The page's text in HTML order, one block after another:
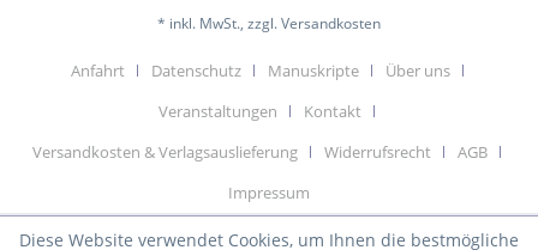
* inkl. MwSt., zzgl. Versandkosten
Anfahrt Datenschutz Manuskripte
Über uns
Veranstaltungen
Kontakt
Versandkosten & Verlagsauslieferung
Widerrufsrecht
AGB
Impressum
Diese Website verwendet Cookies, um Ihnen die bestmögliche